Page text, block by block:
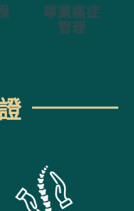
專業痛症
管理